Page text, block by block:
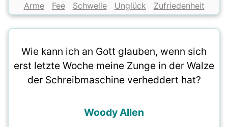
Arme Fee Schwelle Unglück Zufriedenheit
Wie kann ich an Gott glauben, wenn sich
erst letzte Woche meine Zunge in der Walze
der Schreibmaschine verheddert hat?
Woody Allen